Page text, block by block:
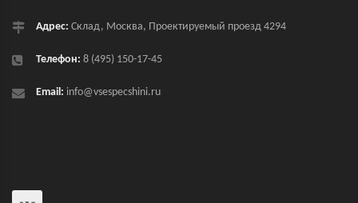
Адрес: Склад, Москва, Проектируемый проезд 4294
Телефон: 8 (495) 150-17-45
Email: info@vsespecshini.ru